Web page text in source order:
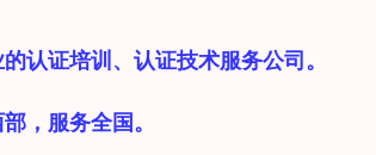
认证培训、认证技术服务公司。
，服务全国。